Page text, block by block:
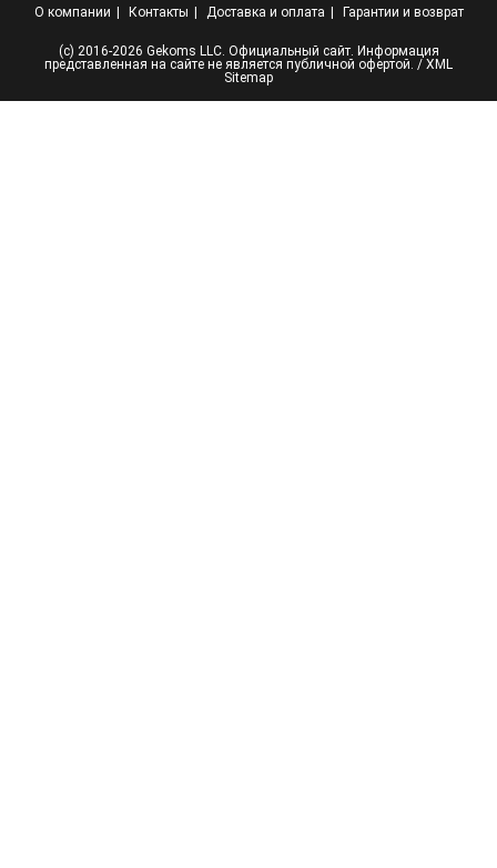
О компании Контакты Доставка и оплата Гарантии и возврат
(с) 2016-2026 Gekoms LLC. Официальный сайт. Информация
представленная на сайте не является публичной офертой. / XML
Sitemap